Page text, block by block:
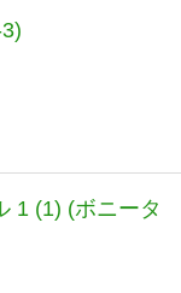
1 (1) (ボニータ